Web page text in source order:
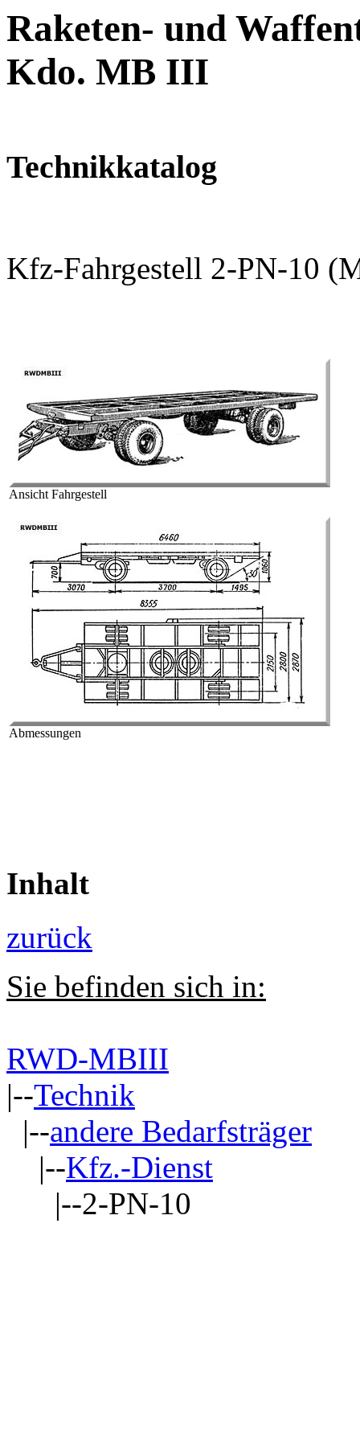
Raketen- und
Kdo. MB III
Technikkatalog
Kfz-Fahrgestell 2-PN-10
Ansicht Fahrgestell
Abmessungen
Inhalt
zurück
Sie befinden sich in:
RWD-MBIII
|--Technik
|--andere Bedarfsträger
|--Kfz.-Dienst
|--2-PN-10